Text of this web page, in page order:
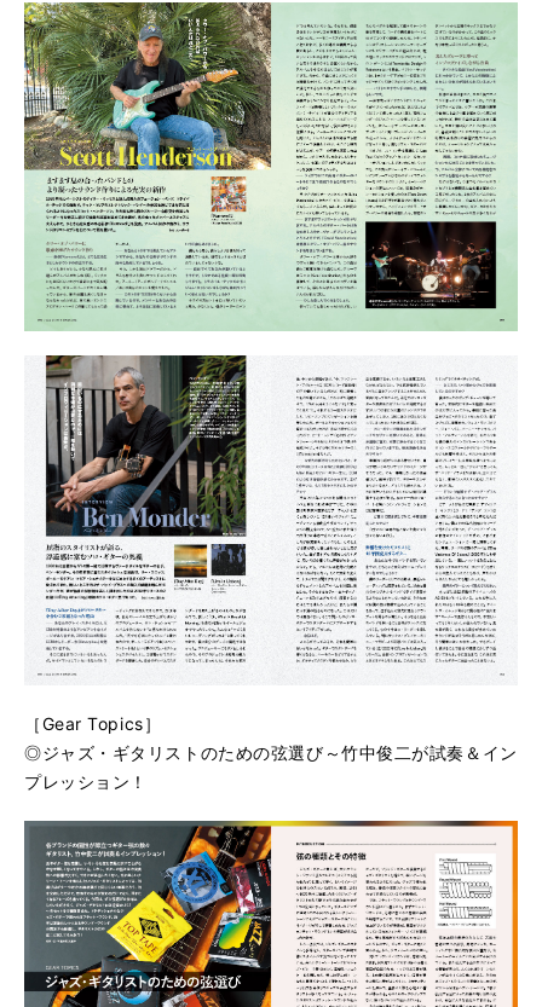
［Gear Topics］
◎ジャズ・ギタリストのための弦選び～竹中俊二が試奏＆イン
プレッション！